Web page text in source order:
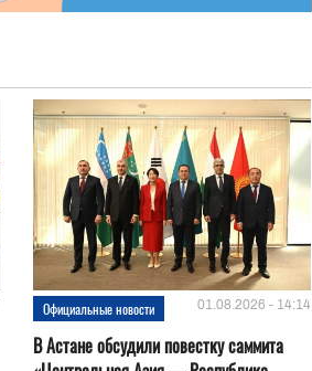
Официальные новости 01.08.2026 - 14:14
В Астане обсудили повестку саммита